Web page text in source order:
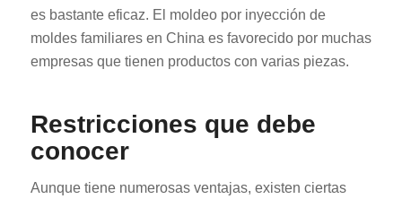
es bastante eficaz. El moldeo por inyección de
moldes familiares en China es favorecido por muchas
empresas que tienen productos con varias piezas.
Restricciones que debe
conocer
Aunque tiene numerosas ventajas, existen ciertas